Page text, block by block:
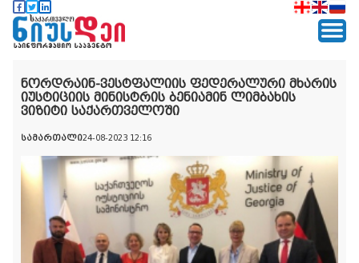
ნორდრაინ-ვესტფალიის ფედერალური მხარის
იუსტიციის მინისტრის ბენიამინ ლიმბახის
ვიზიტი საქართველოში
სამართალი24-08-2023 12:16